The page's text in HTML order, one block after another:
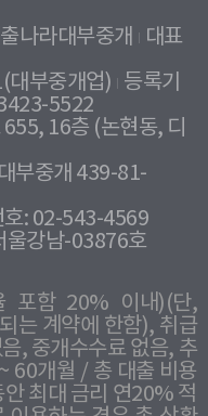
나라대부중개
대표
대부중개업) 등록기
5522
16층 (논현동, 디
부중개 439-81-
호: 02-543-4569
울강남-03876호
포함 20% 이내)(단,
는 계약에 한함), 취급
, 중개수수료 없음, 추
60개월 / 총 대출 비용
최대 금리 연20% 적